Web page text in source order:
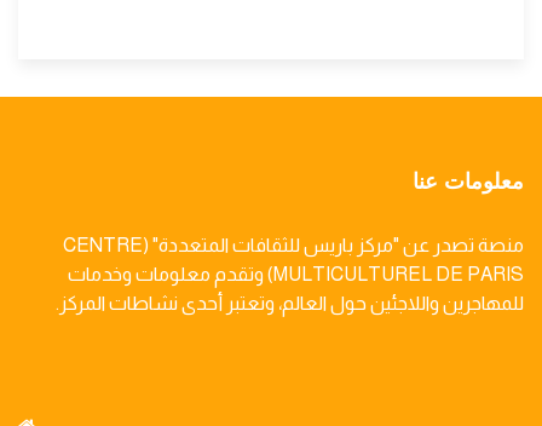
معلومات عنا
منصة تصدر عن "مركز باريس للثقافات المتعددة" (CENTRE
MULTICULTUREL DE PARIS) وتقدم معلومات وخدمات
للمهاجرين واللاجئين حول العالم، وتعتبر أحدى نشاطات المركز.